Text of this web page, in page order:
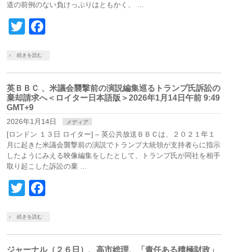
道の前例のない負けっぷりはともかく、 …
Twitter
続きを読む
英ＢＢＣ 、米議会襲撃前の演説編集巡るトランプ氏訴訟の
棄却請求へ＜ロイター日本語版＞2026年1月14日午前 9:49
GMT+9
2026年1月14日 メディア
[ロンドン １３日 ロイター] – 英公共放送ＢＢＣは、２０２１年１
月に起きた米議会襲撃前の演説でトランプ大統領が支持者らに指示
したようにみえる映像編集をしたとして、トランプ氏が同社を相手
取り起こした訴訟の棄 …
Twitter
続きを読む
ジャーナル（２６日）、高市総理、「責任ある積極財政」